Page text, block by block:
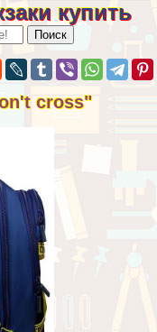
купить
cross"